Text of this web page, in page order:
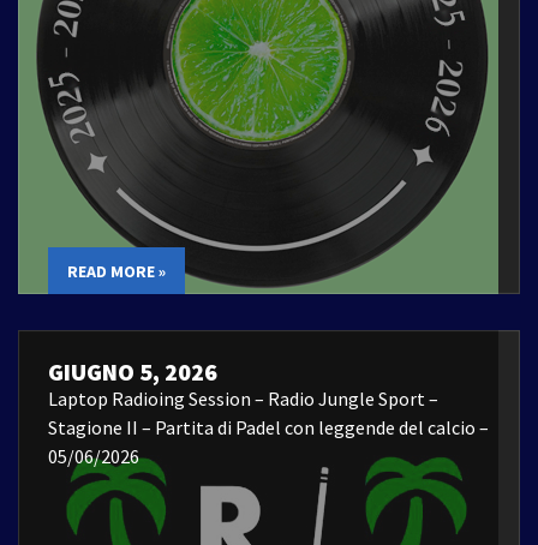
READ MORE »
GIUGNO 5, 2026
Laptop Radioing Session – Radio Jungle Sport –
Stagione II – Partita di Padel con leggende del calcio –
05/06/2026